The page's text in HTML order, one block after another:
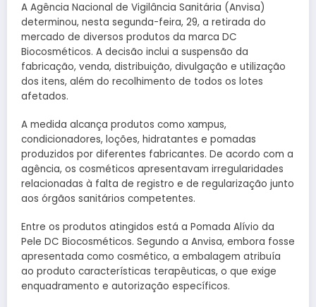
A Agência Nacional de Vigilância Sanitária (Anvisa)
determinou, nesta segunda-feira, 29, a retirada do
mercado de diversos produtos da marca DC
Biocosméticos. A decisão inclui a suspensão da
fabricação, venda, distribuição, divulgação e utilização
dos itens, além do recolhimento de todos os lotes
afetados.
A medida alcança produtos como xampus,
condicionadores, loções, hidratantes e pomadas
produzidos por diferentes fabricantes. De acordo com a
agência, os cosméticos apresentavam irregularidades
relacionadas à falta de registro e de regularização junto
aos órgãos sanitários competentes.
Entre os produtos atingidos está a Pomada Alívio da
Pele DC Biocosméticos. Segundo a Anvisa, embora fosse
apresentada como cosmético, a embalagem atribuía
ao produto características terapêuticas, o que exige
enquadramento e autorização específicos.